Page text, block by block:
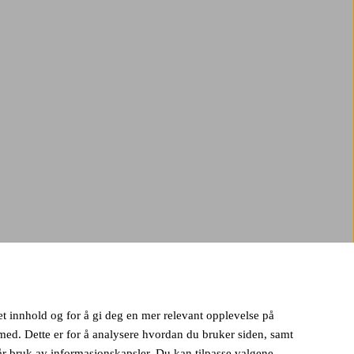
innhold og for å gi deg en mer relevant opplevelse på
Dette er for å analysere hvordan du bruker siden, samt